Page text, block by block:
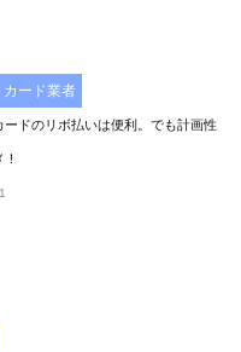
カード業者
ードのリボ払いは便利。でも計画性